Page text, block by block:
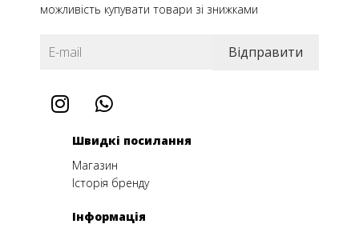
можливість купувати товари зі знижками
Швидкі посилання
Магазин
Історія бренду
Інформація